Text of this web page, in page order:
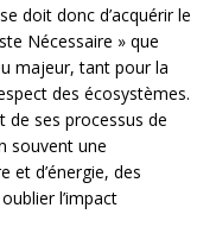
doit donc d’acquérir le
Nécessaire » que
majeur, tant pour la
des écosystèmes.
de ses processus de
souvent une
et d’énergie, des
l’impact